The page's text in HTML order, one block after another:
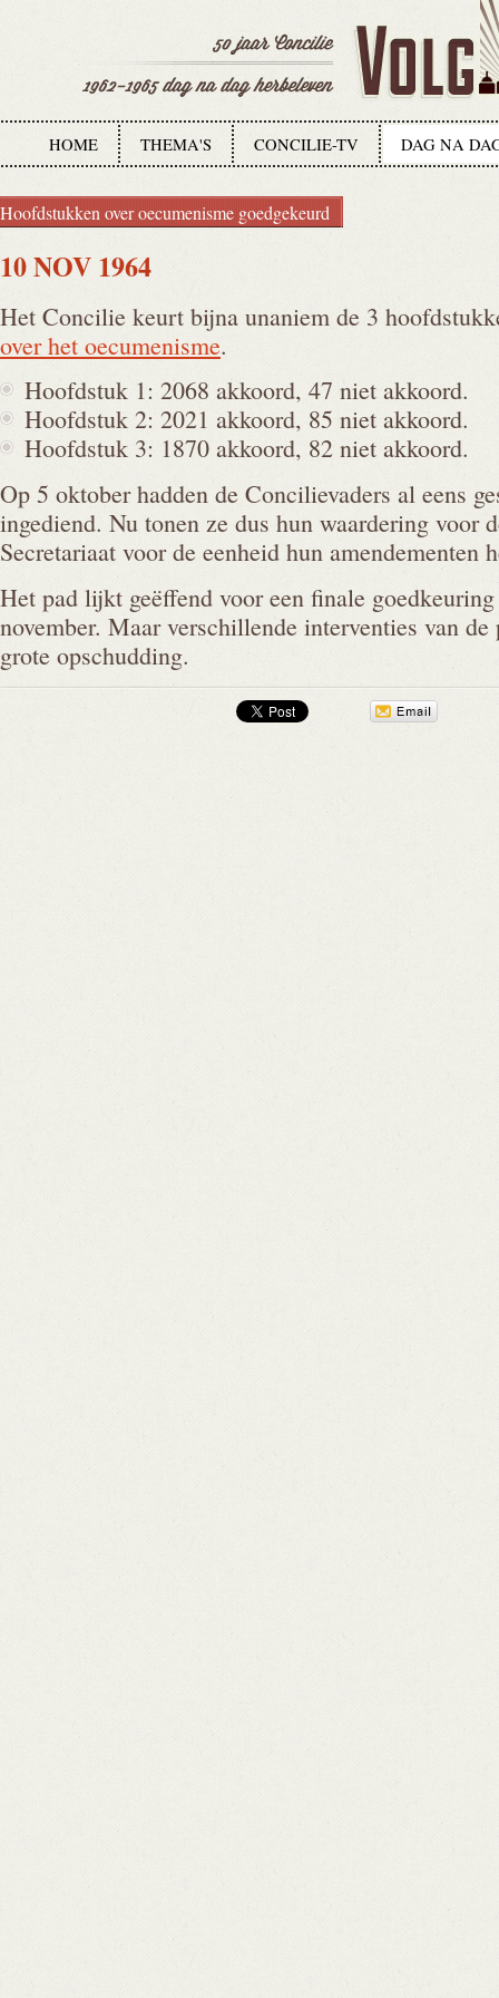
HOME THEMA'S CONCILIE-TV DAG NA
Hoofdstukken over oecumenisme goedgekeurd
10 NOV 1964
Het Concilie keurt bijna unaniem de 3
over het oecumenisme.
Hoofdstuk 1: 2068 akkoord, 47 niet akkoord.
Hoofdstuk 2: 2021 akkoord, 85 niet akkoord.
Hoofdstuk 3: 1870 akkoord, 82 niet akkoord.
Op 5 oktober hadden de Concilievaders al eens
ingediend. Nu tonen ze dus hun waardering voor
Secretariaat voor de eenheid hun amendementen
Het pad lijkt geëffend voor een finale
november. Maar verschillende interventies van
grote opschudding.